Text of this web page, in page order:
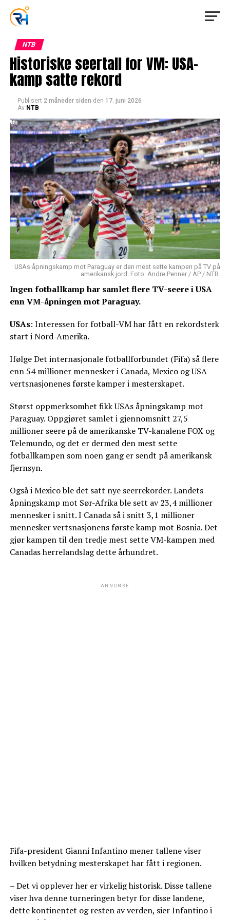
NTB
Historiske seertall for VM: USA-
kamp satte rekord
Publisert 2 måneder siden den 17. juni 2026
Av NTB
USAs åpningskamp mot Paraguay er den mest sette kampen på TV på
amerikansk jord. Foto: Andre Penner / AP / NTB.
Ingen fotballkamp har samlet flere TV-seere i USA
enn VM-åpningen mot Paraguay.
USAs: Interessen for fotball-VM har fått en rekordsterk
start i Nord-Amerika.
Ifølge Det internasjonale fotballforbundet (Fifa) så flere
enn 54 millioner mennesker i Canada, Mexico og USA
vertsnasjonenes første kamper i mesterskapet.
Størst oppmerksomhet fikk USAs åpningskamp mot
Paraguay. Oppgjøret samlet i gjennomsnitt 27,5
millioner seere på de amerikanske TV-kanalene FOX og
Telemundo, og det er dermed den mest sette
fotballkampen som noen gang er sendt på amerikansk
fjernsyn.
Også i Mexico ble det satt nye seerrekorder. Landets
åpningskamp mot Sør-Afrika ble sett av 23,4 millioner
mennesker i snitt. I Canada så i snitt 3,1 millioner
mennesker vertsnasjonens første kamp mot Bosnia. Det
gjør kampen til den tredje mest sette VM-kampen med
Canadas herrelandslag dette århundret.
ANNONSE
Fifa-president Gianni Infantino mener tallene viser
hvilken betydning mesterskapet har fått i regionen.
– Det vi opplever her er virkelig historisk. Disse tallene
viser hva denne turneringen betyr for disse landene,
dette kontinentet og resten av verden, sier Infantino i